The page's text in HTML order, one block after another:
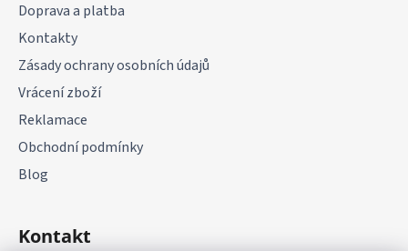
Doprava a platba
Kontakty
Zásady ochrany osobních údajů
Vrácení zboží
Reklamace
Obchodní podmínky
Blog
Kontakt